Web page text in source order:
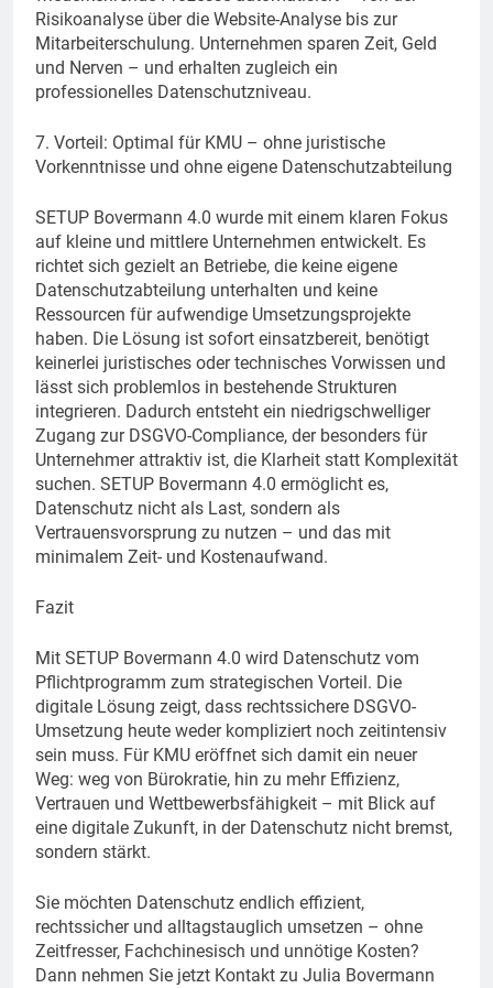
Risikoanalyse über die Website-Analyse bis zur
Mitarbeiterschulung. Unternehmen sparen Zeit, Geld
und Nerven – und erhalten zugleich ein
professionelles Datenschutzniveau.
7. Vorteil: Optimal für KMU – ohne juristische
Vorkenntnisse und ohne eigene Datenschutzabteilung
SETUP Bovermann 4.0 wurde mit einem klaren Fokus
auf kleine und mittlere Unternehmen entwickelt. Es
richtet sich gezielt an Betriebe, die keine eigene
Datenschutzabteilung unterhalten und keine
Ressourcen für aufwendige Umsetzungsprojekte
haben. Die Lösung ist sofort einsatzbereit, benötigt
keinerlei juristisches oder technisches Vorwissen und
lässt sich problemlos in bestehende Strukturen
integrieren. Dadurch entsteht ein niedrigschwelliger
Zugang zur DSGVO-Compliance, der besonders für
Unternehmer attraktiv ist, die Klarheit statt Komplexität
suchen. SETUP Bovermann 4.0 ermöglicht es,
Datenschutz nicht als Last, sondern als
Vertrauensvorsprung zu nutzen – und das mit
minimalem Zeit- und Kostenaufwand.
Fazit
Mit SETUP Bovermann 4.0 wird Datenschutz vom
Pflichtprogramm zum strategischen Vorteil. Die
digitale Lösung zeigt, dass rechtssichere DSGVO-
Umsetzung heute weder kompliziert noch zeitintensiv
sein muss. Für KMU eröffnet sich damit ein neuer
Weg: weg von Bürokratie, hin zu mehr Effizienz,
Vertrauen und Wettbewerbsfähigkeit – mit Blick auf
eine digitale Zukunft, in der Datenschutz nicht bremst,
sondern stärkt.
Sie möchten Datenschutz endlich effizient,
rechtssicher und alltagstauglich umsetzen – ohne
Zeitfresser, Fachchinesisch und unnötige Kosten?
Dann nehmen Sie jetzt Kontakt zu Julia Bovermann